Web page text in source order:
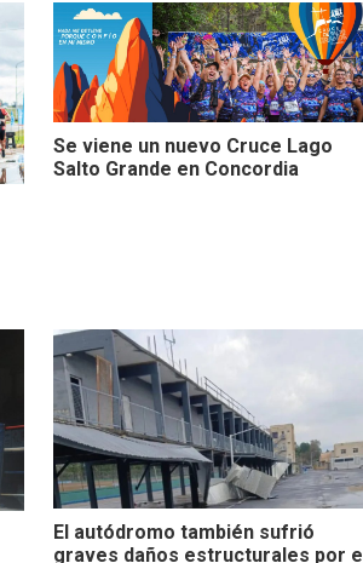
Se viene un nuevo Cruce Lago
Salto Grande en Concordia
El autódromo también sufrió
graves daños estructurales por el